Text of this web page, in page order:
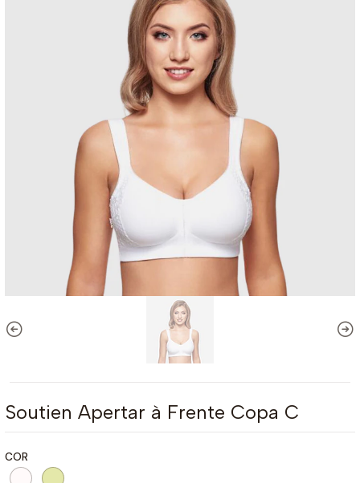
Soutien Apertar à Frente Copa C
COR